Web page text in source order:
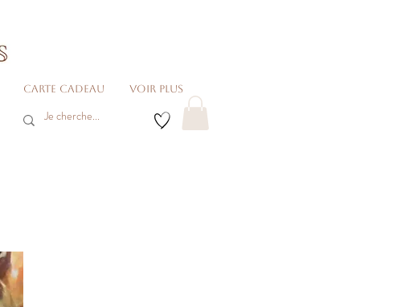
Carte cadeau voir plus